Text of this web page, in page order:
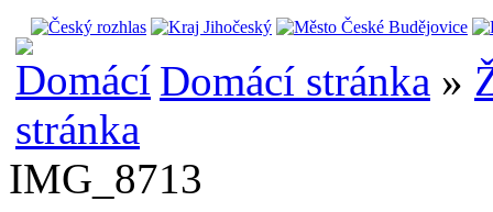
Domácí stránka »
IMG_8713